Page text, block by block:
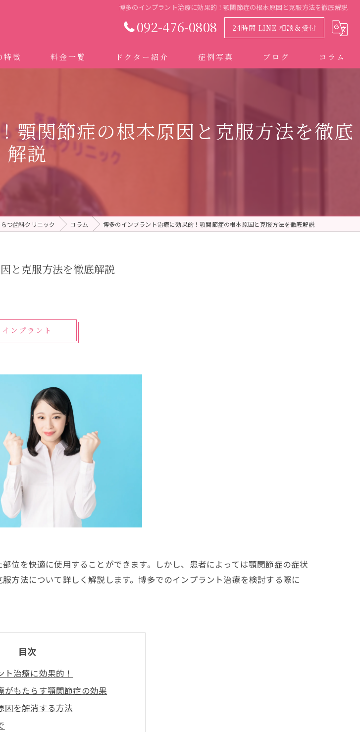
博多のインプラント治療に効果的！顎関節症の根本原因と克服方法を徹底解説
092-476-0808 24時間 LINE 相談＆受付
ース矯正）
特徴
らつのワンライン歯臓ブラシ
クリニック
料金一覧 ドクター紹介 症例写真 ブログ コラム
顎関節症の根本原因と克服方法を徹底
解説
つ歯科クリニック コラム 博多のインプラント治療に効果的！顎関節症の根本原因と克服方法を徹底解説
と克服方法を徹底解説
インプラント
位を快適に使用することができます。しかし、患者によっては顎関節症の症状
方法について詳しく解説します。博多でのインプラント治療を検討する際に
目次
治療に効果的！
がもたらす顎関節症の効果
因を解消する方法